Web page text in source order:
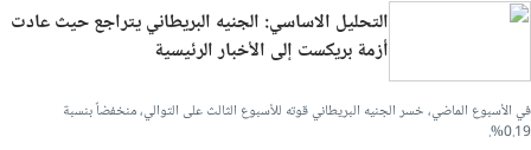
التحليل الاساسي: الجنيه البريطاني يتراجع حيث عادت
أزمة بريكست إلى الأخبار الرئيسية
في الأسبوع الماضي، خسر الجنيه البريطاني قوته للأسبوع الثالث على التوالي، منخفضاً بنسبة
0.19%.